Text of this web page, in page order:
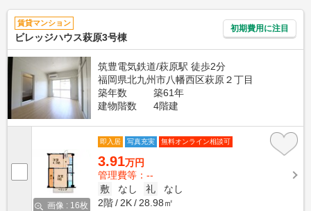
賃貸マンション
ビレッジハウス萩原3号棟
初期費用に注目
筑豊電気鉄道/萩原駅 徒歩2分
福岡県北九州市八幡西区萩原２丁目
築年数
築61年
建物階数
4階建
画像 : 16枚
即入居 写真充実 無料オンライン相談可
3.91万円
管理費等：--
敷
なし 礼
なし
2階
2K 28.98㎡